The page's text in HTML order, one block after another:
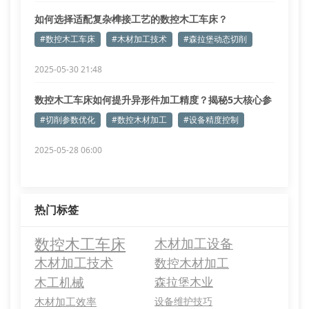
如何选择适配复杂榫接工艺的数控木工车床？
#数控木工车床 #木材加工技术 #森拉堡动态切削
2025-05-30 21:48
数控木工车床如何提升异形件加工精度？揭秘5大核心参
数#切削参数优化 #数控木材加工 #设备精度控制
2025-05-28 06:00
热门标签
数控木工车床 木材加工设备
木材加工技术
数控木材加工
木工机械
森拉堡木业
木材加工效率
设备维护技巧